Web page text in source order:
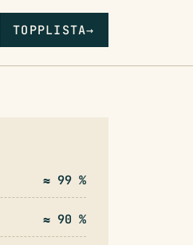
TOPPLISTA→
≈ 99 %
≈ 90 %